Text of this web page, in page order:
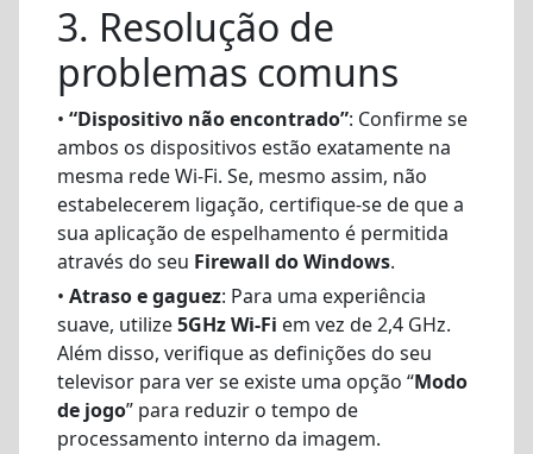
3. Resolução de
problemas comuns
• “Dispositivo não encontrado”: Confirme se
ambos os dispositivos estão exatamente na
mesma rede Wi-Fi. Se, mesmo assim, não
estabelecerem ligação, certifique-se de que a
sua aplicação de espelhamento é permitida
através do seu Firewall do Windows.
• Atraso e gaguez: Para uma experiência
suave, utilize5GHz Wi-Fi em vez de 2,4 GHz.
Além disso, verifique as definições do seu
televisor para ver se existe uma opção “Modo
de jogo” para reduzir o tempo de
processamento interno da imagem.